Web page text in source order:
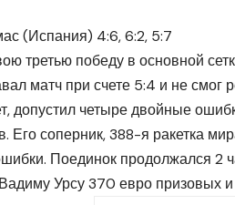
(Испания) 4:6, 6:2, 5:7
третью победу в основной
матч при счете 5:4 и не смог
допустил четыре двойные
Его соперник, 388-я ракетка
Поединок продолжался 2
Урсу 370 евро призовых и